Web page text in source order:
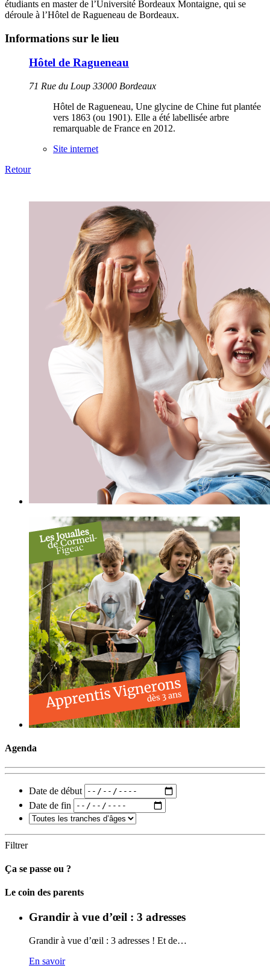
étudiants en master de l’Université Bordeaux Montaigne, qui se
déroule à l’Hôtel de Ragueneau de Bordeaux.
Informations sur le lieu
Hôtel de Ragueneau
71 Rue du Loup 33000 Bordeaux
Hôtel de Ragueneau, Une glycine de Chine fut plantée
vers 1863 (ou 1901). Elle a été labellisée arbre
remarquable de France en 2012.
Site internet
Retour
Agenda
Date de début
Date de fin
Filtrer
Ça se passe ou ?
Carto
Le coin des parents
Grandir à vue d’œil : 3 adresses
Grandir à vue d’œil : 3 adresses ! Et de…
En savoir